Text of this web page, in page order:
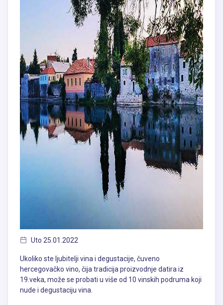
Uto 25.01.2022
Ukoliko ste ljubitelji vina i degustacije, čuveno
hercegovačko vino, čija tradicija proizvodnje datira iz
19.veka, može se probati u više od 10 vinskih podruma koji
nude i degustaciju vina.